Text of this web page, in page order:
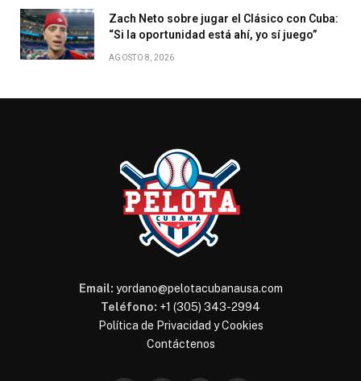
Zach Neto sobre jugar el Clásico con Cuba:
“Si la oportunidad está ahí, yo sí juego”
AGOSTO 8, 2026
Email: yordano@pelotacubanausa.com
Teléfono: +1 (305) 343-2994
Política de Privacidad y Cookies
Contáctenos